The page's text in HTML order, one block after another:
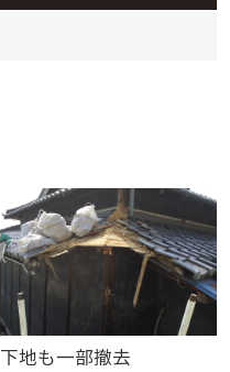
下地も一部撤去